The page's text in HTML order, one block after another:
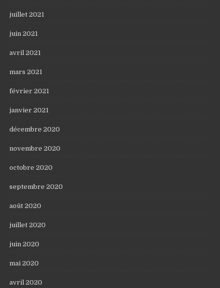
juillet 2021
juin 2021
avril 2021
mars 2021
février 2021
janvier 2021
décembre 2020
novembre 2020
octobre 2020
septembre 2020
août 2020
juillet 2020
juin 2020
mai 2020
avril 2020